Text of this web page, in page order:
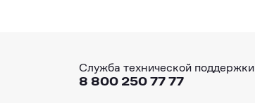
Служба технической поддержки
8 800 250 77 77